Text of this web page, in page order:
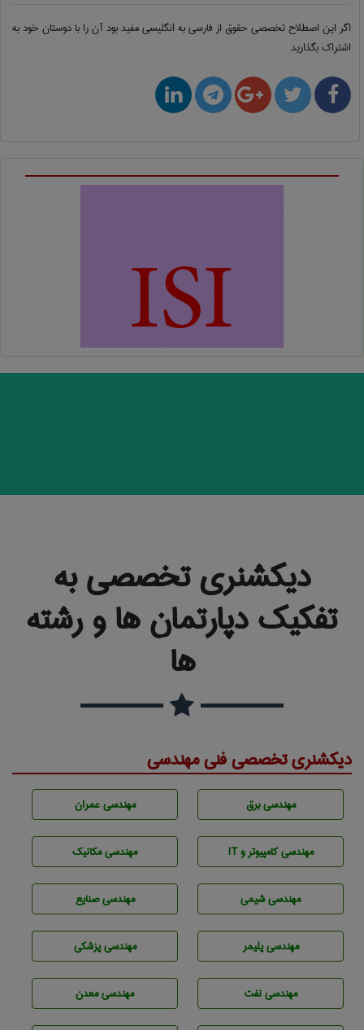
اگر این اصطلاح تخصصی حقوق از فارسی به انگلیسیمفید بود آن را با دوستان خود به
اشتراک بگذارید
دیکشنری تخصصی به
تفکیک دپارتمان ها و رشته
ها
دیکشنری تخصصی فنی مهندسی
مهندسی برق مهندسی عمران
مهندسی كامپيوتر و IT مهندسی مکانیک
مهندسي شيمی مهندسی صنايع
مهندسی پليمر مهندسی پزشکی
مهندسی نفت مهندسی معدن